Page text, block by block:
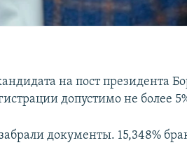
на пост президента
допустимо не более
документы. 15,348%